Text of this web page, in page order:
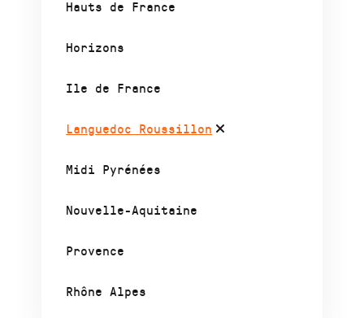
Hauts de France
Horizons
Ile de France
Languedoc Roussillon
Midi Pyrénées
Nouvelle-Aquitaine
Provence
Rhône Alpes